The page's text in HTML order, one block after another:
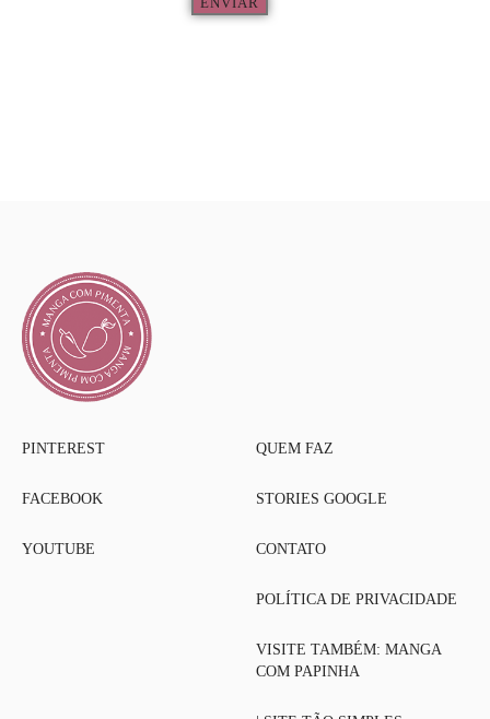
PINTEREST
FACEBOOK
YOUTUBE
QUEM FAZ
STORIES GOOGLE
CONTATO
POLÍTICA DE PRIVACIDADE
VISITE TAMBÉM: MANGA
COM PAPINHA